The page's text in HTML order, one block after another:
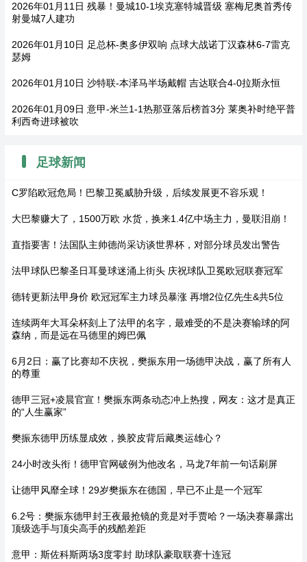
2026年01月11日 残暴！曼城10-1埃克塞特城晋级 塞梅尼奥首秀传
射曼城7人建功
2026年01月10日 足总杯-奥多伊双响 点球大战诺丁汉森林6-7雷克
瑟姆
2026年01月10日 沙特联-本泽马半场戴帽 吉达联合4-0拉斯永恒
2026年01月09日 意甲-米兰1-1热那亚落后榜首3分 莱奥补时绝平普
利西奇进球被吹
足球新闻
C罗陷欧冠危局！巴黎卫冕威胁升级，后续发展更不容乐观！
大巴黎赚大了，1500万欧 水货，换来1.4亿中场主力，曼联泪崩！
直指要害！法国队主帅德尚采访谈世界杯，对部分球员发出警告
法甲球队巴黎圣日耳曼球迷涌上街头 庆祝球队卫冕欧冠联赛冠军
德转更新法甲身价 欧冠冠军主力球员暴涨 再增2位亿先生&共5位
连续两年大耳朵杯刻上了法甲的名字，最难受的不是决赛输球的阿
森纳，而是远在马德里的姆巴佩
6月2日：赢了比赛却不庆祝，樊振东用一场德甲决战，赢了所有人
的尊重
德甲三冠+凌晨官宣！樊振东两条动态冲上热搜，网友：这才是真正
的“人生赢家”
樊振东德甲历练显成效，换胶皮背后藏奥运雄心？
24小时改头衔！德甲官网破例为他改名，马龙7年前一句话刷屏
让德甲风靡全球！29岁樊振东在德国，早已不止是一个冠军
6.2号：樊振东德甲封王夜最抢镜的竟是对手贾哈？一场决赛暴露出
顶级选手与顶尖高手的残酷差距
意甲：斯佐科斯两场3度零封 助球队豪取联赛十连冠